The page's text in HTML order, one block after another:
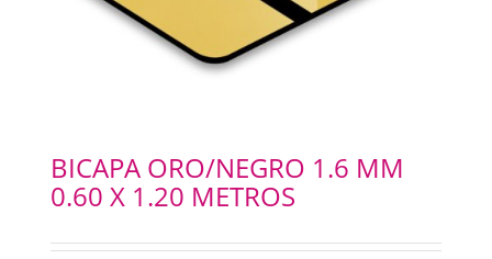
BICAPA ORO/NEGRO 1.6 MM
0.60 X 1.20 METROS